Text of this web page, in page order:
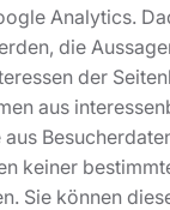
Analytics.
die
der
aus
keiner
Sie können